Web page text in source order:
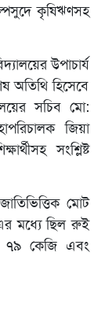
কৃষিঋণসহ
উপাচার্য
অতিথি হিসেবে
সচিব মো:
জিয়া
সংশ্লিষ্ট
মোট
মধ্যে ছিল রুই
৭৯ কেজি এবং